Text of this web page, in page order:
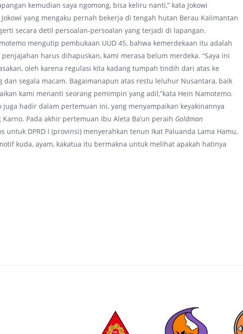
kemudian saya ngomong, bisa keliru nanti,” kata Jokowi
yang mengaku pernah bekerja di tengah hutan Berau Kalimantan
secara detil persoalan-persoalan yang terjadi di lapangan.
mengutip pembukaan UUD 45, bahwa kemerdekaan itu adalah
harus dihapuskan, kami merasa belum merdeka. “Saya ini
oleh karena regulasi kita kadang tumpah tindih dari atas ke
segala macam. Bagaimanapun atas restu leluhur Nusantara, baik
kami menanti seorang pemimpin yang adil,”kata Hein Namotemo.
hadir dalam pertemuan ini, yang menyampaikan keyakinannya
Pada akhir pertemuan Ibu Aleta Ba’un peraih Goldman
untuk DPRD I (provinsi) menyerahkan tenun Ikat Paluanda Lama Hamu,
kuda, ayam, kakatua itu bermakna untuk melihat apakah hatinya